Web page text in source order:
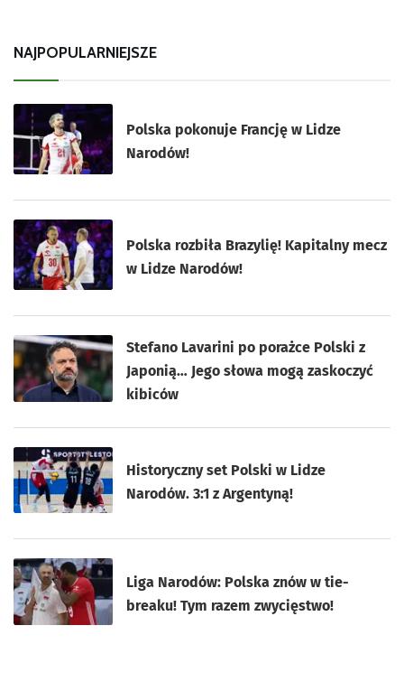
NAJPOPULARNIEJSZE
Polska pokonuje Francję w Lidze
Narodów!
Polska rozbiła Brazylię! Kapitalny mecz
w Lidze Narodów!
Stefano Lavarini po porażce Polski z
Japonią… Jego słowa mogą zaskoczyć
kibiców
Historyczny set Polski w Lidze
Narodów. 3:1 z Argentyną!
Liga Narodów: Polska znów w tie-
breaku! Tym razem zwycięstwo!